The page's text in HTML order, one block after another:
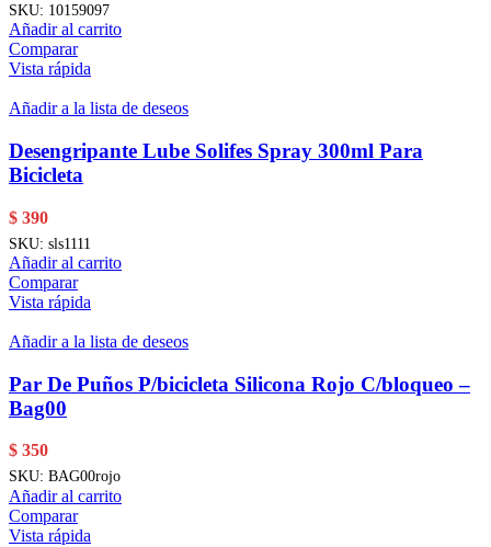
SKU: 10159097
Añadir al carrito
Comparar
Vista rápida
Añadir a la lista de deseos
Desengripante Lube Solifes Spray 300ml Para
Bicicleta
$ 390
SKU: sls1111
Añadir al carrito
Comparar
Vista rápida
Añadir a la lista de deseos
Par De Puños P/bicicleta Silicona Rojo C/bloqueo –
Bag00
$ 350
SKU: BAG00rojo
Añadir al carrito
Comparar
Vista rápida